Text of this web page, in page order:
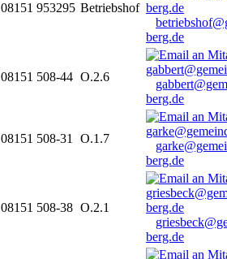
08151 953295 Betriebshof
berg.de
08151 508-44 O.2.6
berg.de
08151 508-31 O.1.7
berg.de
08151 508-38 O.2.1
berg.de